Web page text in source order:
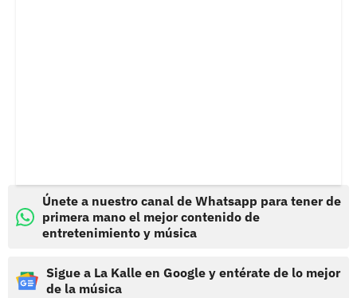
Únete a nuestro canal de Whatsapp para tener de
primera mano el mejor contenido de
entretenimiento y música
Sigue a La Kalle en Google y entérate de lo mejor
de la música